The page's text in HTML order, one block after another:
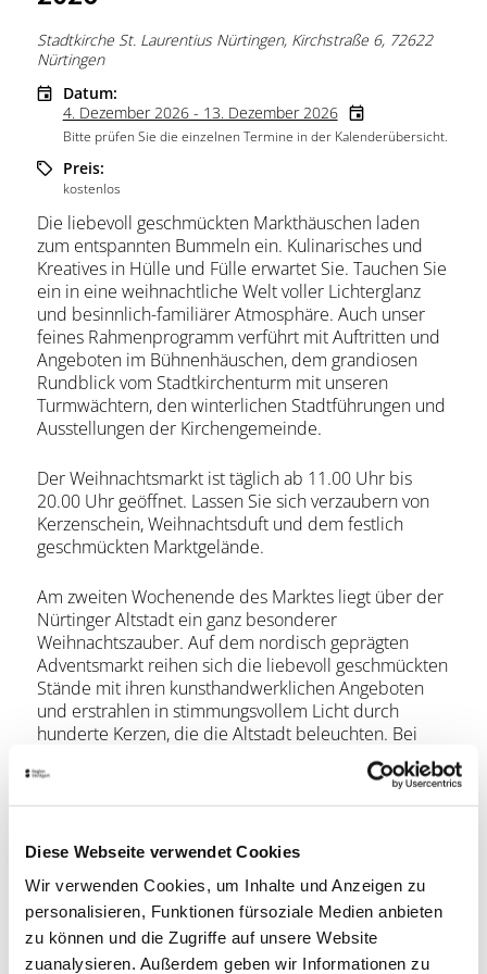
Diese Webseite verwendet Cookies
Wir verwenden Cookies, um Inhalte und Anzeigen zu
personalisieren, Funktionen fürsoziale Medien anbieten
zu können und die Zugriffe auf unsere Website
zuanalysieren. Außerdem geben wir Informationen zu
Stadtkirche St. Laurentius Nürtingen, Kirchstraße 6, 72622
Nürtingen
Datum:
4. Dezember 2026 - 13. Dezember 2026
Bitte prüfen Sie die einzelnen Termine in der Kalenderübersicht.
Preis:
kostenlos
Die liebevoll geschmückten Markthäuschen laden
zum entspannten Bummeln ein. Kulinarisches und
Kreatives in Hülle und Fülle erwartet Sie. Tauchen Sie
ein in eine weihnachtliche Welt voller Lichterglanz
und besinnlich-familiärer Atmosphäre. Auch unser
feines Rahmenprogramm verführt mit Auftritten und
Angeboten im Bühnenhäuschen, dem grandiosen
Rundblick vom Stadtkirchenturm mit unseren
Turmwächtern, den winterlichen Stadtführungen und
Ausstellungen der Kirchengemeinde.
Der Weihnachtsmarkt ist täglich ab 11.00 Uhr bis
20.00 Uhr geöffnet. Lassen Sie sich verzaubern von
Kerzenschein, Weihnachtsduft und dem festlich
geschmückten Marktgelände.
Am zweiten Wochenende des Marktes liegt über der
Nürtinger Altstadt ein ganz besonderer
Weihnachtszauber. Auf dem nordisch geprägten
Adventsmarkt reihen sich die liebevoll geschmückten
Stände mit ihren kunsthandwerklichen Angeboten
und erstrahlen in stimmungsvollem Licht durch
hunderte Kerzen, die die Altstadt beleuchten. Bei
Dämmerung ab ca. 17.00 Uhr zieht auch die
schwedische Lichterkönigin Lucia mit ihrem Gefolge,
das schwedische Lieder singt, durch die schmalen
Preisinformationen
Preis: